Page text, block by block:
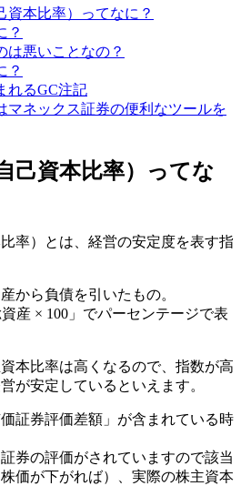
資本比率）ってなに？
？
は悪いことなの？
？
れるGC注記
マネックス証券の便利なツールを
己資本比率）ってな
率）とは、経営の安定度を表す指
から負債を引いたもの。
産 × 100」 でパーセンテージで表
本比率は高くなるので、指数が高
が安定しているといえます。
証券評価差額」が含まれている時
券の評価がされていますので該当
価が下がれば）、実際の株主資本